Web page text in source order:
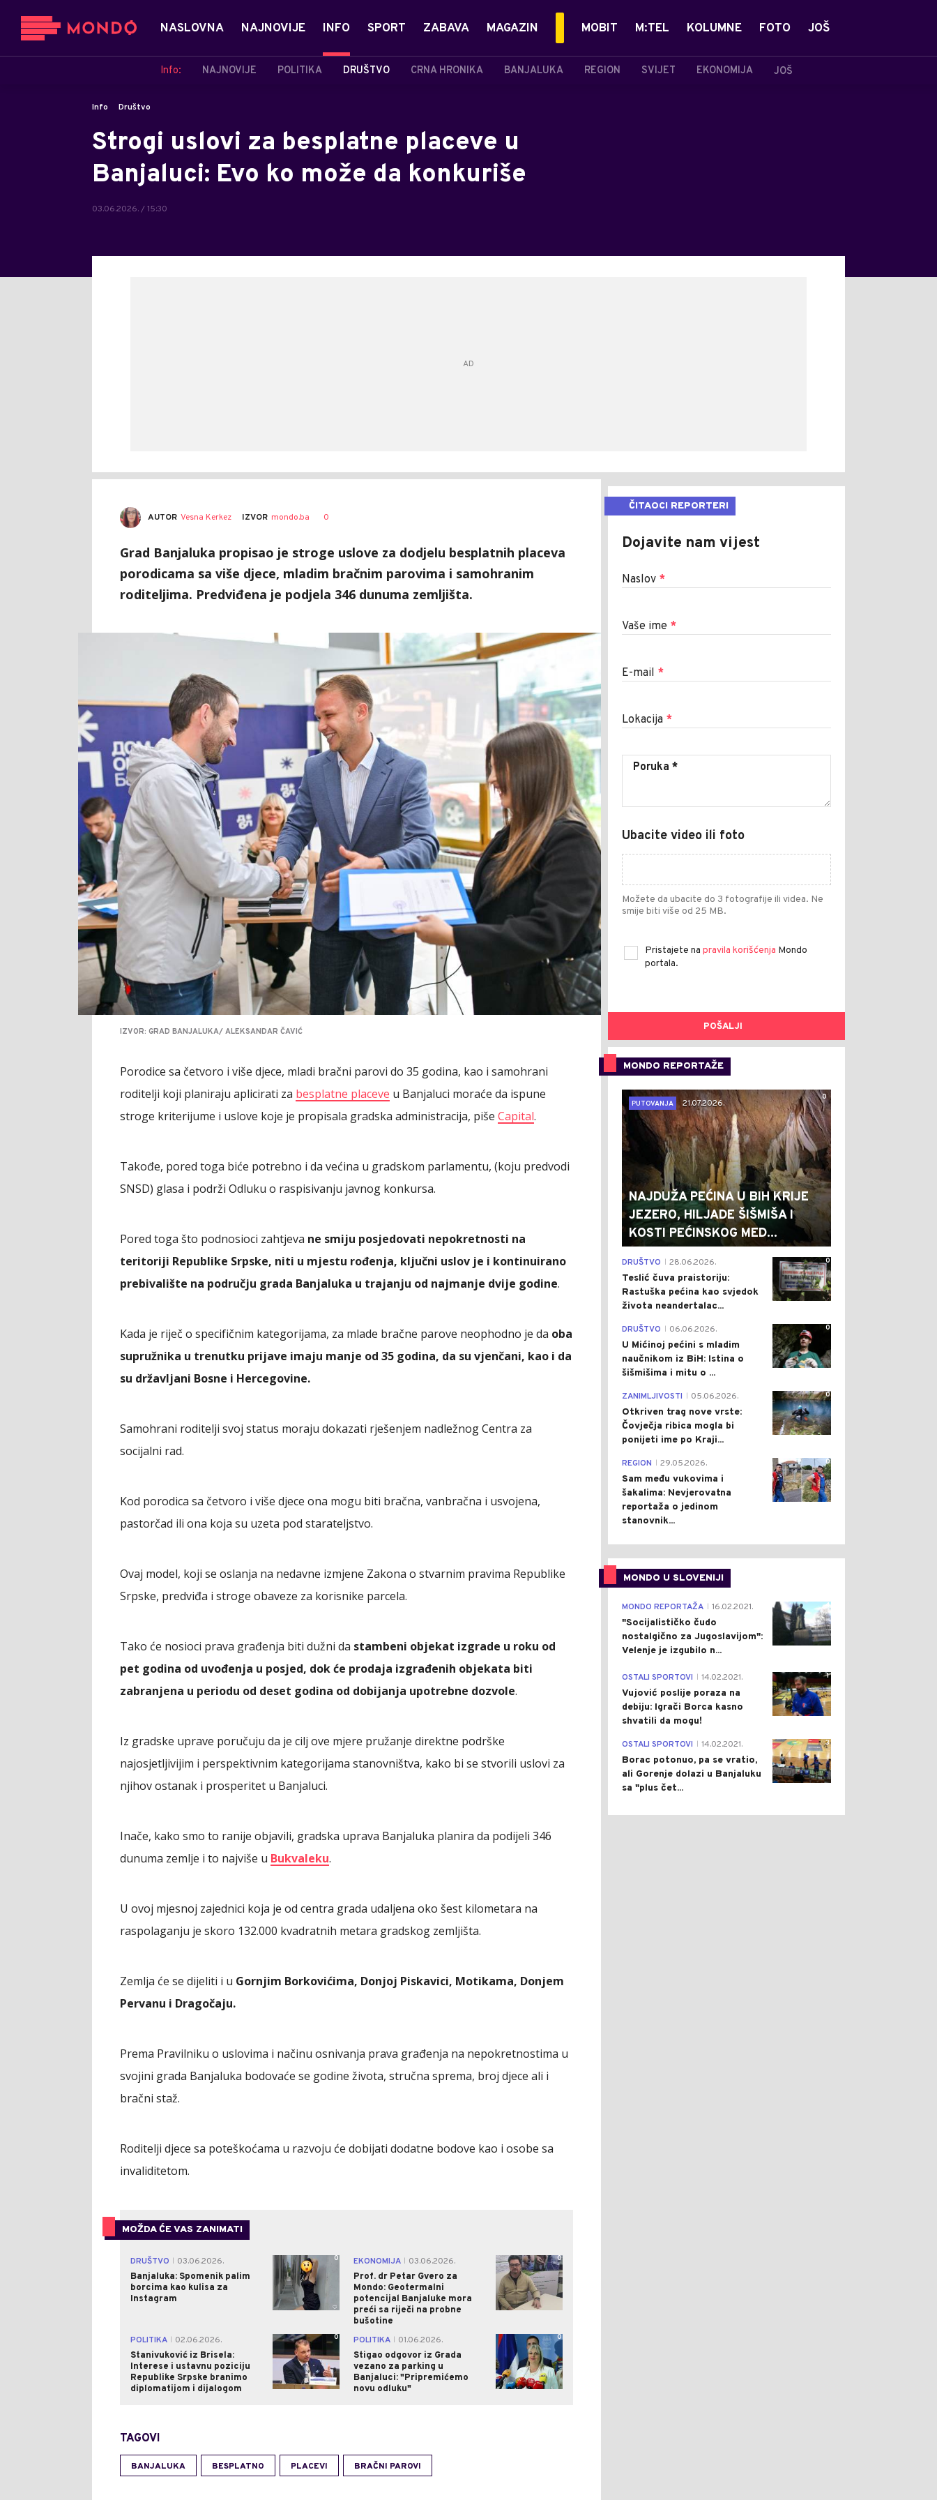
NASLOVNA NAJNOVIJE INFO
Info: NAJNOVIJE POLITIKA DRUŠTVO CRNA HRONIKA BANJALUKA REGION SVIJET EKONOMIJA JOŠ
SPORT ZABAVA MAGAZIN MOBIT M:TEL KOLUMNE FOTO JOŠ
Info Društvo
Strogi uslovi za besplatne placeve u
Banjaluci: Evo ko može da konkuriše
03.06.2026. / 15:30
AUTOR Vesna Kerkez IZVOR mondo.ba 0
Grad Banjaluka propisao je stroge uslove za dodjelu besplatnih placeva
porodicama sa više djece, mladim bračnim parovima i samohranim
roditeljima. Predviđena je podjela 346 dunuma zemljišta.
IZVOR: GRAD BANJALUKA/ ALEKSANDAR ČAVIĆ
Porodice sa četvoro i više djece, mladi bračni parovi do 35 godina, kao i samohrani
roditelji koji planiraju aplicirati za besplatne placeve u Banjaluci moraće da ispune
stroge kriterijume i uslove koje je propisala gradska administracija, piše Capital.
Takođe, pored toga biće potrebno i da većina u gradskom parlamentu, (koju predvodi
SNSD) glasa i podrži Odluku o raspisivanju javnog konkursa.
Pored toga što podnosioci zahtjeva ne smiju posjedovati nepokretnosti na
teritoriji Republike Srpske, niti u mjestu rođenja, ključni uslov je i kontinuirano
prebivalište na području grada Banjaluka u trajanju od najmanje dvije godine.
Kada je riječ o specifičnim kategorijama, za mlade bračne parove neophodno je da oba
supružnika u trenutku prijave imaju manje od 35 godina, da su vjenčani, kao i da
su državljani Bosne i Hercegovine.
Samohrani roditelji svoj status moraju dokazati rješenjem nadležnog Centra za
socijalni rad.
Kod porodica sa četvoro i više djece ona mogu biti bračna, vanbračna i usvojena,
pastorčad ili ona koja su uzeta pod starateljstvo.
Ovaj model, koji se oslanja na nedavne izmjene Zakona o stvarnim pravima Republike
Srpske, predviđa i stroge obaveze za korisnike parcela.
Tako će nosioci prava građenja biti dužni da stambeni objekat izgrade u roku od
pet godina od uvođenja u posjed, dok će prodaja izgrađenih objekata biti
zabranjena u periodu od deset godina od dobijanja upotrebne dozvole.
Iz gradske uprave poručuju da je cilj ove mjere pružanje direktne podrške
najosjetljivijim i perspektivnim kategorijama stanovništva, kako bi se stvorili uslovi za
njihov ostanak i prosperitet u Banjaluci.
Inače, kako smo to ranije objavili, gradska uprava Banjaluka planira da podijeli 346
dunuma zemlje i to najviše u Bukvaleku.
U ovoj mjesnoj zajednici koja je od centra grada udaljena oko šest kilometara na
raspolaganju je skoro 132.000 kvadratnih metara gradskog zemljišta.
Zemlja će se dijeliti i u Gornjim Borkovićima, Donjoj Piskavici, Motikama, Donjem
Pervanu i Dragočaju.
Prema Pravilniku o uslovima i načinu osnivanja prava građenja na nepokretnostima u
svojini grada Banjaluka bodovaće se godine života, stručna sprema, broj djece ali i
bračni staž.
Roditelji djece sa poteškoćama u razvoju će dobijati dodatne bodove kao i osobe sa
invaliditetom.
MOŽDA ĆE VAS ZANIMATI
DRUŠTVO
03.06.2026.
Banjaluka: Spomenik palim
borcima kao kulisa za
Instagram
0 EKONOMIJA
03.06.2026.
Prof. dr Petar Gvero za
Mondo: Geotermalni
potencijal Banjaluke mora
preći sa riječi na probne
bušotine
0
POLITIKA
02.06.2026.
Stanivuković iz Brisela:
Interese i ustavnu poziciju
Republike Srpske branimo
diplomatijom i dijalogom
0 POLITIKA
01.06.2026.
Stigao odgovor iz Grada
vezano za parking u
Banjaluci: "Pripremićemo
novu odluku"
0
TAGOVI
BANJALUKA BESPLATNO PLACEVI BRAČNI PAROVI
ČITAOCI REPORTERI
Dojavite nam vijest
Naslov *
Vaše ime *
E-mail *
Lokacija *
Ubacite video ili foto
Možete da ubacite do 3 fotografije ili videa. Ne
smije biti više od 25 MB.
Pristajete na pravila korišćenja Mondo
portala.
POŠALJI
MONDO REPORTAŽE
0
PUTOVANJA
21.07.2026.
NAJDUŽA PEĆINA U BIH KRIJE
JEZERO, HILJADE ŠIŠMIŠA I
KOSTI PEĆINSKOG MED...
0
DRUŠTVO 28.06.2026.
Teslić čuva praistoriju:
Rastuška pećina kao svjedok
života neandertalac...
0
DRUŠTVO 06.06.2026.
U Mićinoj pećini s mladim
naučnikom iz BiH: Istina o
šišmišima i mitu o ...
0
ZANIMLJIVOSTI 05.06.2026.
Otkriven trag nove vrste:
Čovječja ribica mogla bi
ponijeti ime po Kraji...
0
REGION 29.05.2026.
Sam među vukovima i
šakalima: Nevjerovatna
reportaža o jedinom
stanovnik...
MONDO U SLOVENIJI
4
MONDO REPORTAŽA 16.02.2021.
"Socijalističko čudo
nostalgično za Jugoslavijom":
Velenje je izgubilo n...
1
OSTALI SPORTOVI 14.02.2021.
Vujović poslije poraza na
debiju: Igrači Borca kasno
shvatili da mogu!
3
OSTALI SPORTOVI 14.02.2021.
Borac potonuo, pa se vratio,
ali Gorenje dolazi u Banjaluku
sa "plus čet...